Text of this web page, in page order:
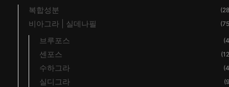
복합성분
비아그라 | 실데나필
브루포스
센포스
수하그라
실디그라